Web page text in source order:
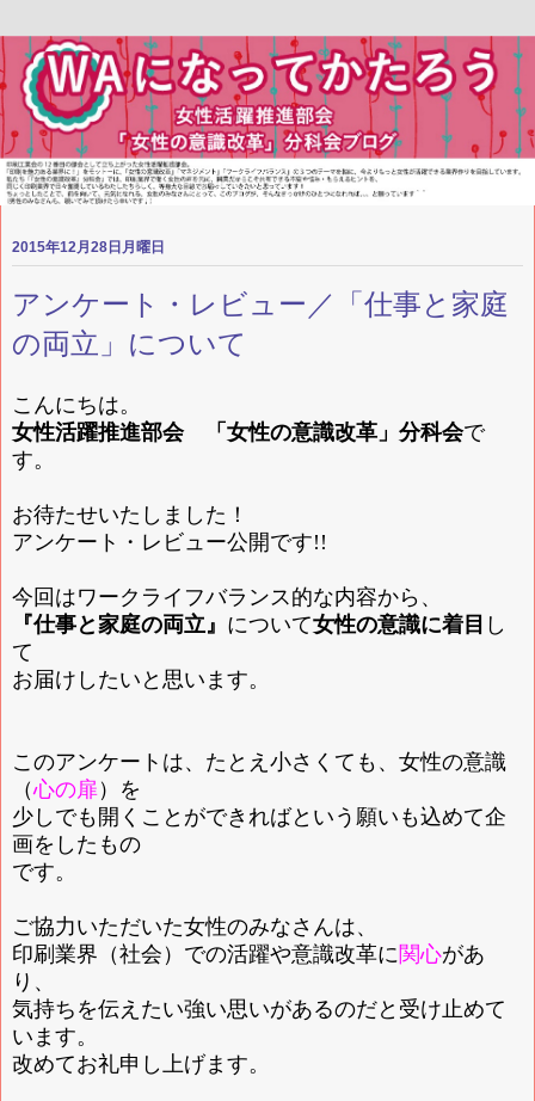
2015年12月28日月曜日
アンケート・レビュー／「仕事と家庭
の両立」について
こんにちは。
女性活躍推進部会 「女性の意識改革」分科会で
す。
お待たせいたしました！
アンケート・レビュー公開です!!
今回はワークライフバランス的な内容から、
『仕事と家庭の両立』 について女性の意識に着目 し
て
お届けしたいと思います。
このアンケートは、たとえ小さくても、女性の意識
（心の扉）を
少しでも開くことができればという願いも込めて企
画をしたもの
です。
ご協力いただいた女性のみなさんは、
印刷業界（社会）での活躍や意識改革に 関心があ
り、
気持ちを伝えたい強い思いがあるのだと受け止めて
います。
改めてお礼申し上げます。